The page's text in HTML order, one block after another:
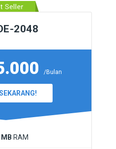
2048
/Bulan
RAM